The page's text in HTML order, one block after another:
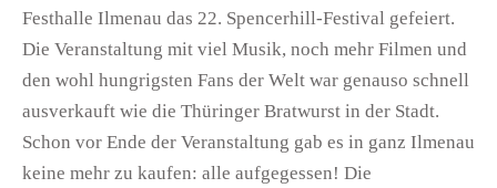
Festhalle Ilmenau das 22. Spencerhill-Festival gefeiert.
Die Veranstaltung mit viel Musik, noch mehr Filmen und
den wohl hungrigsten Fans der Welt war genauso schnell
ausverkauft wie die Thüringer Bratwurst in der Stadt.
Schon vor Ende der Veranstaltung gab es in ganz Ilmenau
keine mehr zu kaufen: alle aufgegessen! Die